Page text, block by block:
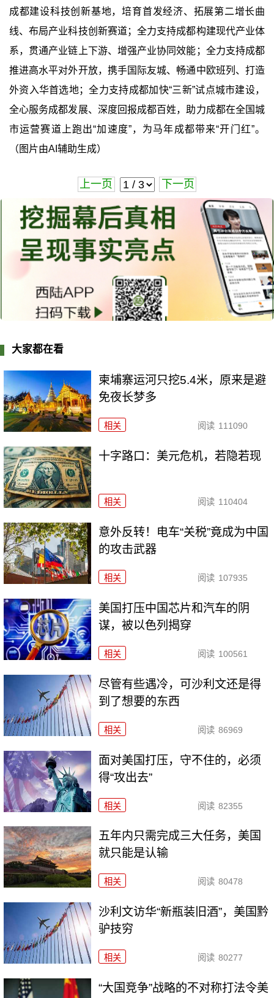
成都建设科技创新基地，培育首发经济、拓展第二增长曲
线、布局产业科技创新赛道；全力支持成都构建现代产业体
系，贯通产业链上下游、增强产业协同效能；全力支持成都
推进高水平对外开放，携手国际友城、畅通中欧班列、打造
外资入华首选地；全力支持成都加快“三新”试点城市建设，
全心服务成都发展、深度回报成都百姓，助力成都在全国城
市运营赛道上跑出“加速度”，为马年成都带来“开门红”。
（图片由AI辅助生成）
上一页 下一页
大家都在看
柬埔寨运河只挖5.4米，原来是避
免夜长梦多
相关 阅读 111090
十字路口：美元危机，若隐若现
相关 阅读 110404
意外反转！电车“关税”竟成为中国
的攻击武器
相关 阅读 107935
美国打压中国芯片和汽车的阴
谋，被以色列揭穿
相关 阅读 100561
尽管有些遇冷，可沙利文还是得
到了想要的东西
相关 阅读 86969
面对美国打压，守不住的，必须
得“攻出去”
相关 阅读 82355
五年内只需完成三大任务，美国
就只能是认输
相关 阅读 80478
沙利文访华“新瓶装旧酒”，美国黔
驴技穷
相关 阅读 80277
“大国竞争”战略的不对称打法令美